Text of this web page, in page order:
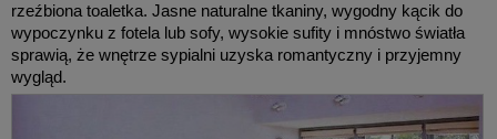
rzeźbiona toaletka. Jasne naturalne tkaniny, wygodny kącik do
wypoczynku z fotela lub sofy, wysokie sufity i mnóstwo światła
sprawią, że wnętrze sypialni uzyska romantyczny i przyjemny
wygląd.